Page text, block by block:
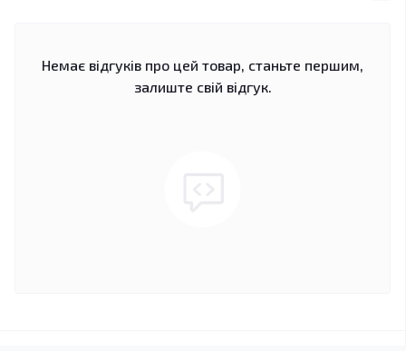
Немає відгуків про цей товар, станьте першим,
залиште свій відгук.